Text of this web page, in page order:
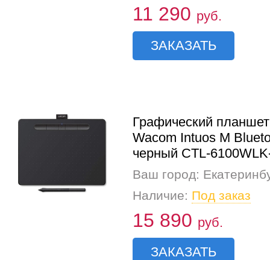
11 290 руб.
ЗАКАЗАТЬ
Графический планшет
Wacom Intuos M
черный CTL-
Ваш город:
Наличие: Под заказ
15 890 руб.
ЗАКАЗАТЬ